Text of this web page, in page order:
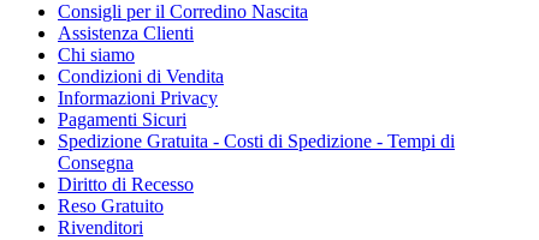
Consigli per il Corredino Nascita
Assistenza Clienti
Chi siamo
Condizioni di Vendita
Informazioni Privacy
Pagamenti Sicuri
Spedizione Gratuita - Costi di Spedizione - Tempi di
Consegna
Diritto di Recesso
Reso Gratuito
Rivenditori